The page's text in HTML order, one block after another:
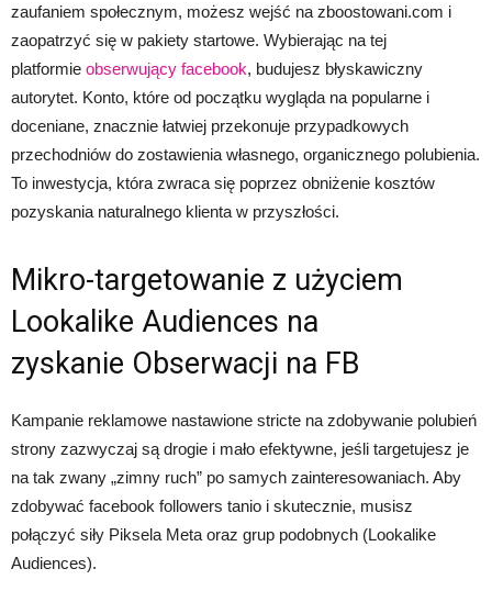
zaufaniem społecznym, możesz wejść na zboostowani.com i
zaopatrzyć się w pakiety startowe. Wybierając na tej
platformie obserwujący facebook, budujesz błyskawiczny
autorytet. Konto, które od początku wygląda na popularne i
doceniane, znacznie łatwiej przekonuje przypadkowych
przechodniów do zostawienia własnego, organicznego polubienia.
To inwestycja, która zwraca się poprzez obniżenie kosztów
pozyskania naturalnego klienta w przyszłości.
Mikro-targetowanie z użyciem
Lookalike Audiences na
zyskanie Obserwacji na FB
Kampanie reklamowe nastawione stricte na zdobywanie polubień
strony zazwyczaj są drogie i mało efektywne, jeśli targetujesz je
na tak zwany „zimny ruch” po samych zainteresowaniach. Aby
zdobywać facebook followers tanio i skutecznie, musisz
połączyć siły Piksela Meta oraz grup podobnych (Lookalike
Audiences).